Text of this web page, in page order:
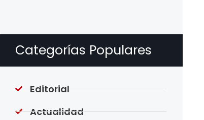
Categorías Populares
Editorial
Actualidad